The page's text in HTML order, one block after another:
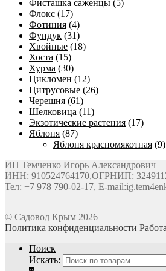
Фисташка саженцы (5)
Флокс (17)
Фотиния (4)
Фундук (31)
Хвойные (18)
Хоста (15)
Хурма (30)
Цикломен (12)
Цитрусовые (26)
Черешня (61)
Шелковица (11)
Экзотические растения (17)
Яблоня (87)
Яблоня красномякотная (9)
ИП Темченко Игорь Александрович
ИНН: 910524764170,ОГРНИП:
Тел: +7 978 790-02-17, E-
© Садовод Крым 2026
Политика конфиденциальности
Поиск
Искать: